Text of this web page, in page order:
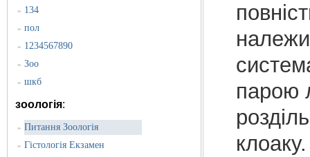
» 134
» пол
» 1234567890
» Зоо
» шкб
зоологія:
» Питання Зоологія
» Гістологія Екзамен
парою